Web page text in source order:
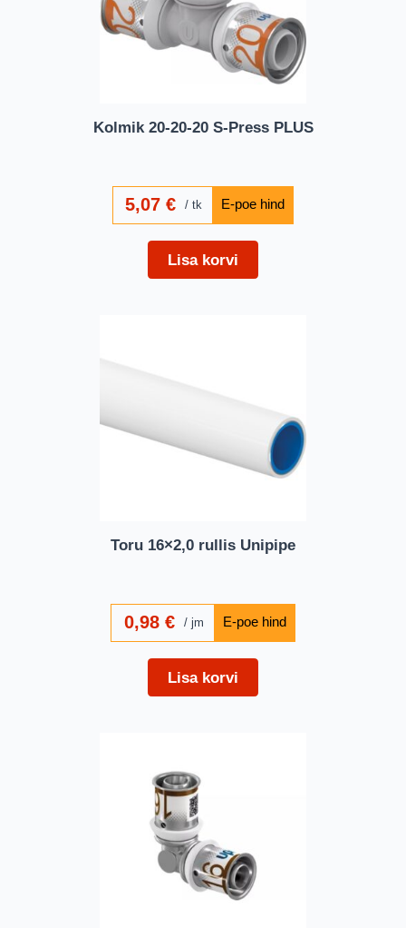
Kolmik 20-20-20 S-Press PLUS
5,07€ tk
Lisa korvi
Toru 16×2,0 rullis Unipipe
0,98 € jm
Lisa korvi